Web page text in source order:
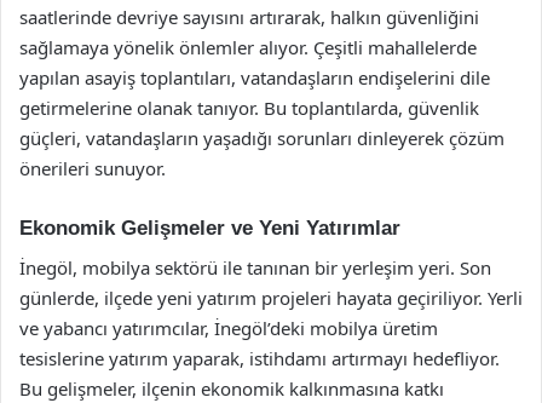
saatlerinde devriye sayısını artırarak, halkın güvenliğini
sağlamaya yönelik önlemler alıyor. Çeşitli mahallelerde
yapılan asayiş toplantıları, vatandaşların endişelerini dile
getirmelerine olanak tanıyor. Bu toplantılarda, güvenlik
güçleri, vatandaşların yaşadığı sorunları dinleyerek çözüm
önerileri sunuyor.
Ekonomik Gelişmeler ve Yeni Yatırımlar
İnegöl, mobilya sektörü ile tanınan bir yerleşim yeri. Son
günlerde, ilçede yeni yatırım projeleri hayata geçiriliyor. Yerli
ve yabancı yatırımcılar, İnegöl’deki mobilya üretim
tesislerine yatırım yaparak, istihdamı artırmayı hedefliyor.
Bu gelişmeler, ilçenin ekonomik kalkınmasına katkı